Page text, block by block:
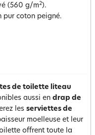
(560 g/m2).
pur coton peigné.
de toilette liteau
aussi en drap de
les serviettes de
moelleuse et leur
offrent toute la